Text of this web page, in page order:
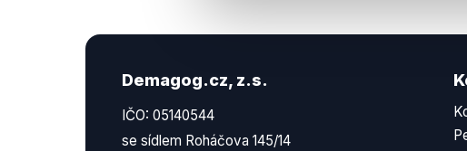
Demagog.cz, z.s.
IČO: 05140544
se sídlem Roháčova 145/14